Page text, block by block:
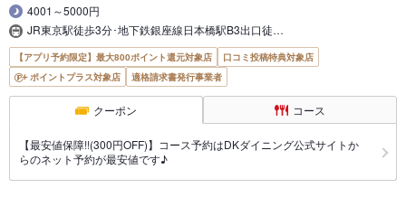
4001～5000円
JR東京駅徒歩3分･地下鉄銀座線日本橋駅B3出口徒…
【アプリ予約限定】最大800ポイント還元対象店
口コミ投稿特典対象店
ポイントプラス対象店
適格請求書発行事業者
クーポン コース
【最安値保障!!(300円OFF)】コース予約はDKダイニング公式サイトか
らのネット予約が最安値です♪